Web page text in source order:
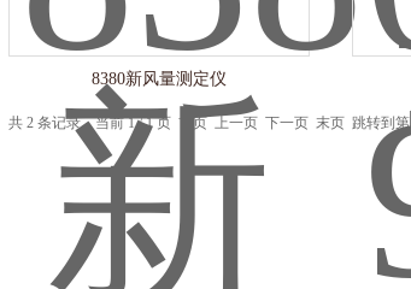
8380新风量测定仪
共 2 条记录，当前 1 / 1 页 首页 上一页 下一页 末页 跳转到第